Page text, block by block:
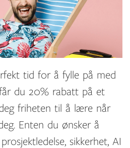
tid for å fylle på med
du 20% rabatt på et
friheten til å lære når
Enten du ønsker å
sikkerhet, AI